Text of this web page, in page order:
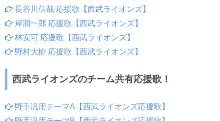
長谷川信哉 応援歌【西武ライオンズ】
岸潤一郎 応援歌【西武ライオンズ】
林安可 応援歌【西武ライオンズ】
野村大樹 応援歌【西武ライオンズ】
西武ライオンズのチーム共有応援歌！
野手汎用テーマA【西武ライオンズ応援歌】